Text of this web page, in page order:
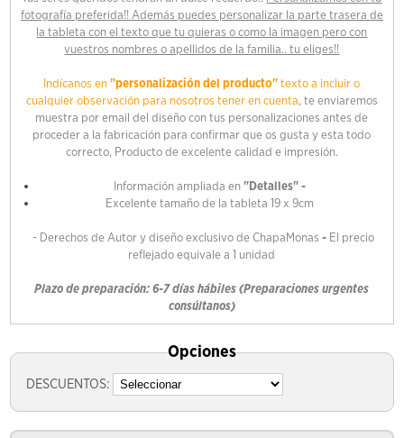
fotografía preferida!! Además puedes personalizar la parte trasera de
la tableta con el texto que tu quieras o como la imagen pero con
vuestros nombres o apellidos de la familia.. tu eliges!!
Indícanos en "personalización del producto" texto a incluir o
cualquier observación para nosotros tener en cuenta, te enviaremos
muestra por email del diseño con tus personalizaciones antes de
proceder a la fabricación para confirmar que os gusta y esta todo
correcto, Producto de excelente calidad e impresión.
Información ampliada en "Detalles" -
Excelente tamaño de la tableta 19 x 9cm
- Derechos de Autor y diseño exclusivo de ChapaMonas - El precio
reflejado equivale a 1 unidad
Plazo de preparación: 6-7 días hábiles (Preparaciones urgentes
consúltanos)
Opciones
DESCUENTOS: